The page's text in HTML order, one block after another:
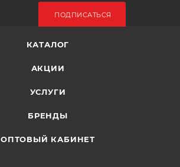
ПОДПИСАТЬСЯ
КАТАЛОГ
АКЦИИ
УСЛУГИ
БРЕНДЫ
ОПТОВЫЙ КАБИНЕТ